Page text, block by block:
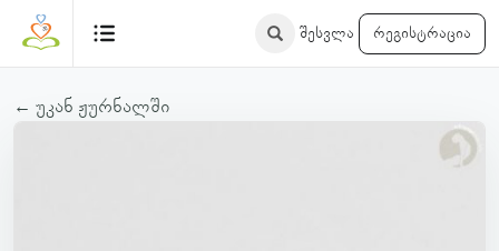
შესვლა რეგისტრაცია
← უკან ჟურნალში